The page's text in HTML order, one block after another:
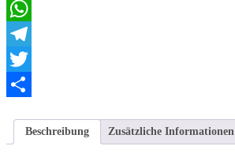
Email
WhatsApp
Telegram
Twitter
Beschreibung
Zusätzliche Informationen